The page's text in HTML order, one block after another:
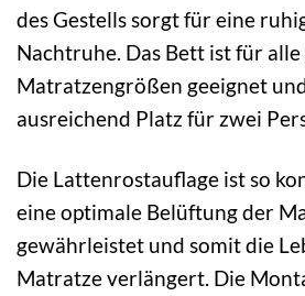
des Gestells sorgt für eine
Nachtruhe. Das Bett ist für alle
Matratzengrößen geeignet
ausreichend Platz für zwei
Die Lattenrostauflage ist so
eine optimale Belüftung der
gewährleistet und somit die
Matratze verlängert. Die